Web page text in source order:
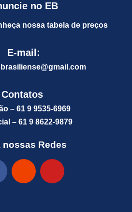
no EB
nossa tabela de preços
E-mail:
ail.com
Contatos
– 61 9 9535-6969
– 61 9 8622-9879
nossas Redes